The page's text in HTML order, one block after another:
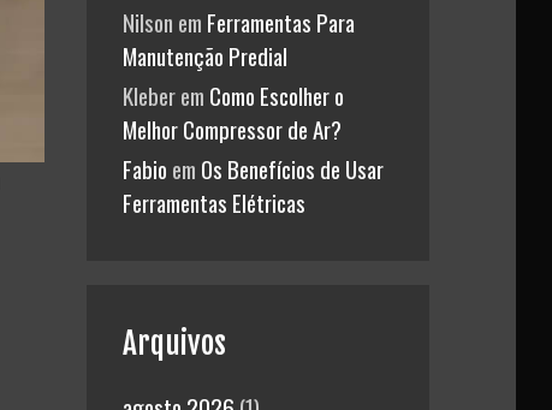
Nilson em Ferramentas Para
Manutenção Predial
Kleberem Como Escolher o
Melhor Compressor de Ar?
Fabio em Os Benefícios de Usar
Ferramentas Elétricas
Arquivos